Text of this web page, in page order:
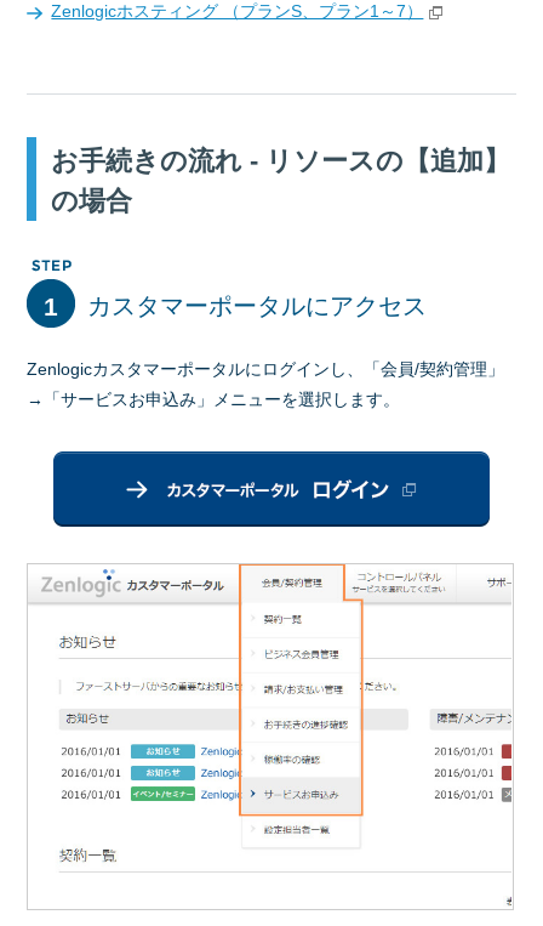
Zenlogicホスティング （プランS、プラン1～7）
お手続きの流れ - リソースの【追加】
の場合
1 カスタマーポータルにアクセス
Zenlogicカスタマーポータルにログインし、「会員/契約管理」
→「サービスお申込み」メニューを選択します。